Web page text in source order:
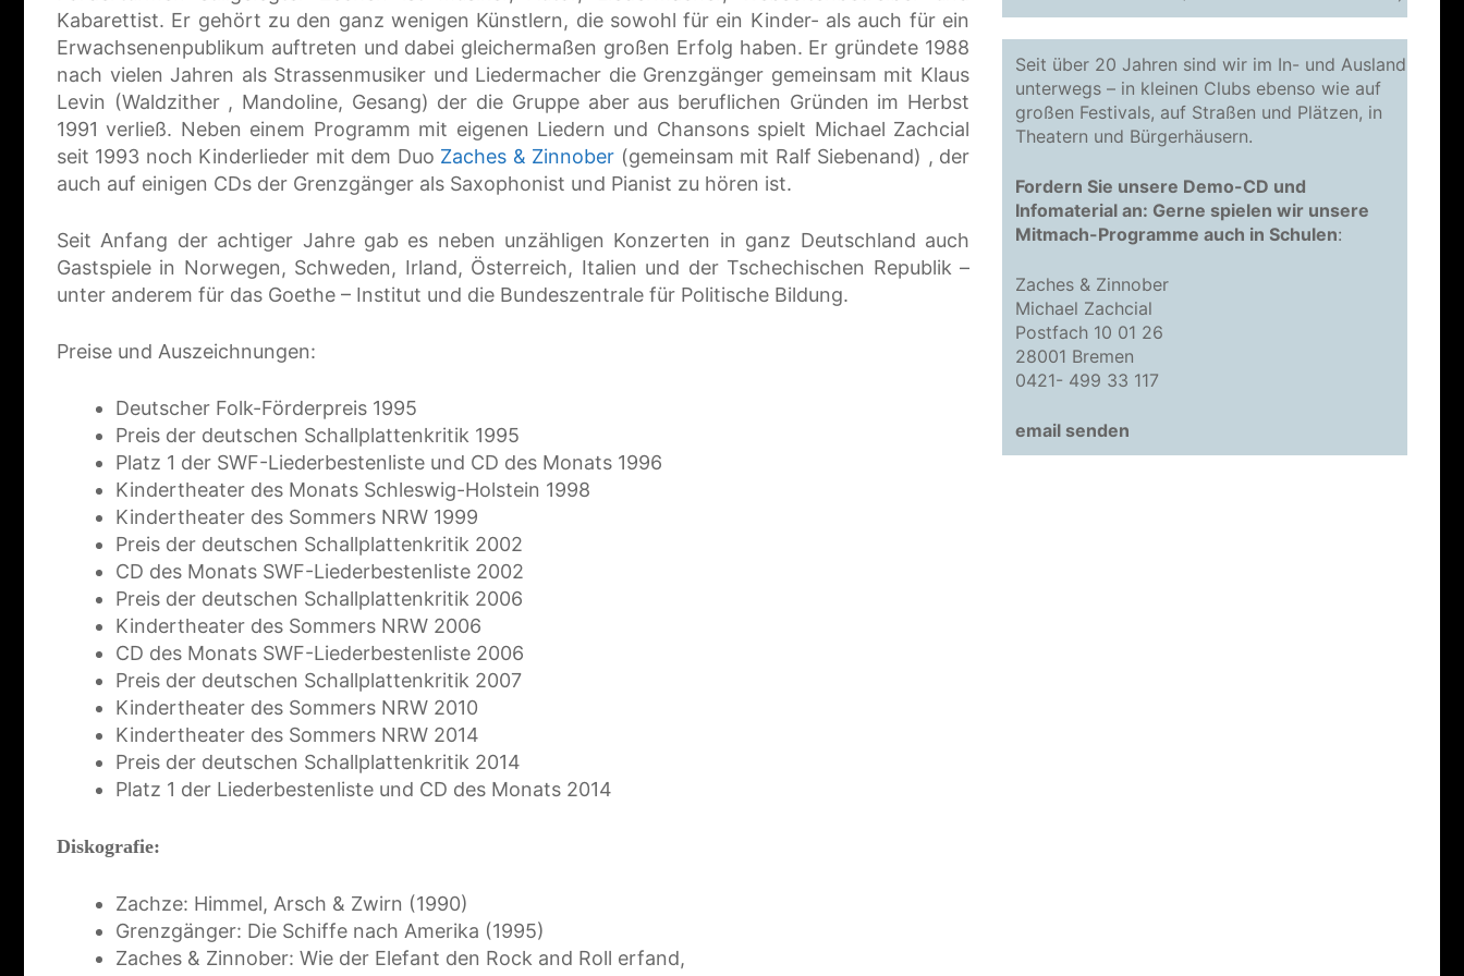
Kabarettist. Er gehört zu den ganz wenigen Künstlern, die sowohl für ein Kinder- als auch für ein
Erwachsenenpublikum auftreten und dabei gleichermaßen großen Erfolg haben. Er gründete 1988
nach vielen Jahren als Strassenmusiker und Liedermacher die Grenzgänger gemeinsam mit Klaus
Levin (Waldzither , Mandoline, Gesang) der die Gruppe aber aus beruflichen Gründen im Herbst
1991 verließ. Neben einem Programm mit eigenen Liedern und Chansons spielt Michael Zachcial
seit 1993 noch Kinderlieder mit dem Duo Zaches & Zinnober (gemeinsam mit Ralf Siebenand) , der
auch auf einigen CDs der Grenzgänger als Saxophonist und Pianist zu hören ist.
Seit Anfang der achtiger Jahre gab es neben unzähligen Konzerten in ganz Deutschland auch
Gastspiele in Norwegen, Schweden, Irland, Österreich, Italien und der Tschechischen Republik –
unter anderem für das Goethe – Institut und die Bundeszentrale für Politische Bildung.
Preise und Auszeichnungen:
Deutscher Folk-Förderpreis 1995
Preis der deutschen Schallplattenkritik 1995
Platz 1 der SWF-Liederbestenliste und CD des Monats 1996
Kindertheater des Monats Schleswig-Holstein 1998
Kindertheater des Sommers NRW 1999
Preis der deutschen Schallplattenkritik 2002
CD des Monats SWF-Liederbestenliste 2002
Preis der deutschen Schallplattenkritik 2006
Kindertheater des Sommers NRW 2006
CD des Monats SWF-Liederbestenliste 2006
Preis der deutschen Schallplattenkritik 2007
Kindertheater des Sommers NRW 2010
Kindertheater des Sommers NRW 2014
Preis der deutschen Schallplattenkritik 2014
Platz 1 der Liederbestenliste und CD des Monats 2014
Diskografie:
Zachze: Himmel, Arsch & Zwirn (1990)
Grenzgänger: Die Schiffe nach Amerika (1995)
Zaches & Zinnober: Wie der Elefant den Rock and Roll erfand,
Seit über 20 Jahren sind wir im In- und Ausland
unterwegs – in kleinen Clubs ebenso wie auf
großen Festivals, auf Straßen und Plätzen, in
Theatern und Bürgerhäusern.
Fordern Sie unsere Demo-CD und
Infomaterial an: Gerne spielen wir unsere
Mitmach-Programme auch in Schulen:
Zaches & Zinnober
Michael Zachcial
Postfach 10 01 26
28001 Bremen
0421- 499 33 117
email senden